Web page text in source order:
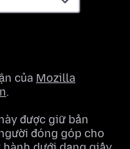
của Mozilla
.
được giữ bản
đóng góp cho